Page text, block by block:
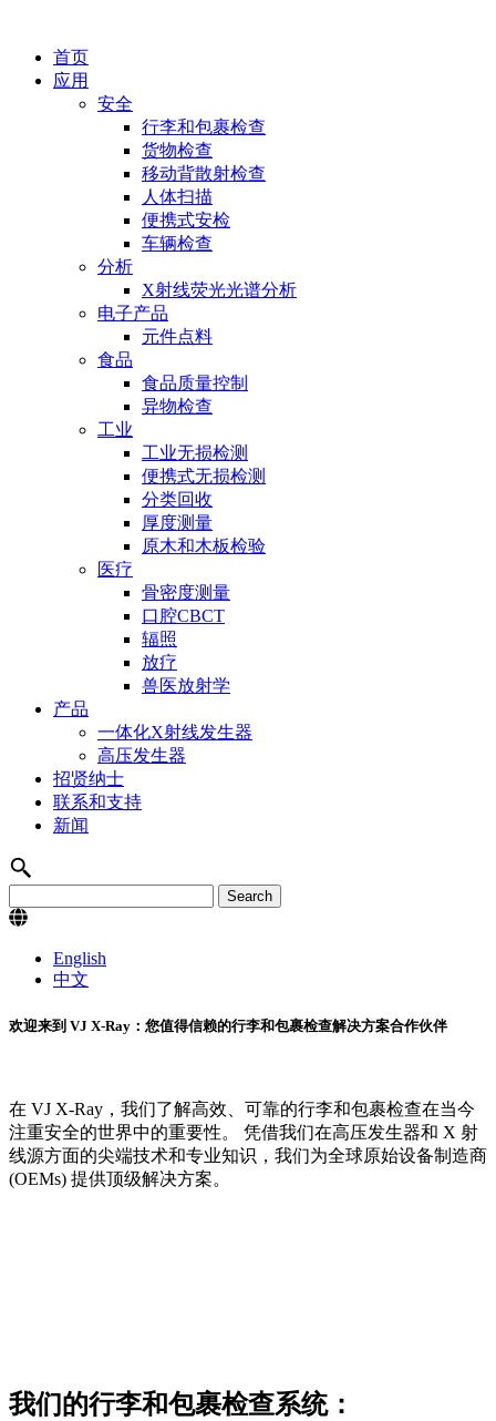
首页
应用
安全
行李和包裹检查
货物检查
移动背散射检查
人体扫描
便携式安检
车辆检查
分析
X射线荧光光谱分析
电子产品
元件点料
食品
食品质量控制
异物检查
工业
工业无损检测
便携式无损检测
分类回收
厚度测量
原木和木板检验
医疗
骨密度测量
口腔CBCT
辐照
放疗
兽医放射学
产品
一体化X射线发生器
高压发生器
招贤纳士
联系和支持
新闻
English
中文
欢迎来到 VJ X-Ray：您值得信赖的行李和包裹检查解决方案合作伙伴
在 VJ X-Ray，我们了解高效、可靠的行李和包裹检查在当今
注重安全的世界中的重要性。 凭借我们在高压发生器和 X 射
线源方面的尖端技术和专业知识，我们为全球原始设备制造商
(OEMs) 提供顶级解决方案。
我们的行李和包裹检查系统：